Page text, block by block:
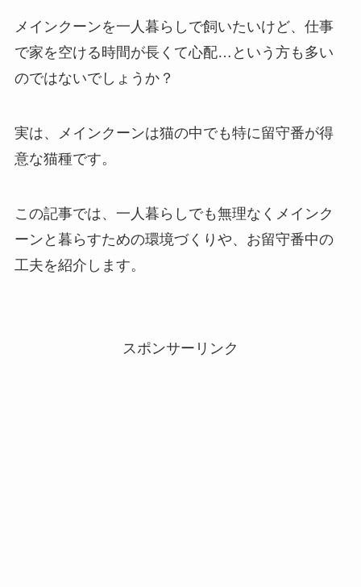
メインクーンを一人暮らしで飼いたいけど、仕事
で家を空ける時間が長くて心配…という方も多い
のではないでしょうか？
実は、メインクーンは猫の中でも特に留守番が得
意な猫種です。
この記事では、一人暮らしでも無理なくメインク
ーンと暮らすための環境づくりや、お留守番中の
工夫を紹介します。
スポンサーリンク